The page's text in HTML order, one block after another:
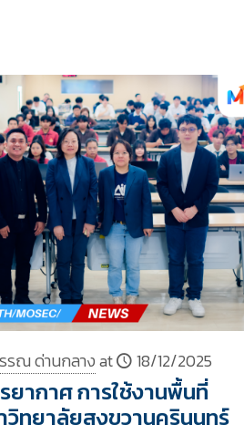
รณ ด่านกลางat 18/12/2025
ยากาศ การใช้งานพื้นที่
วิทยาลัยสงขวานครินนทร์